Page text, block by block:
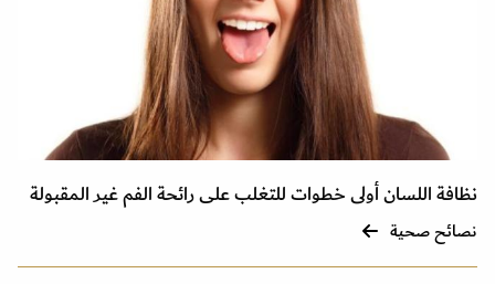
نظافة اللسان أولى خطوات للتغلب على رائحة الفم غير المقبولة
نصائح صحية